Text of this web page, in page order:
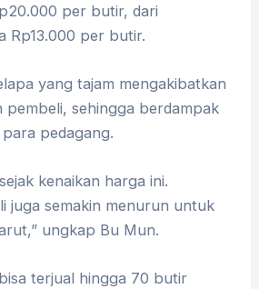
per butir, dari
Rp13.000 per butir.
yang tajam mengakibatkan
pembeli, sehingga berdampak
pedagang.
kenaikan harga ini.
juga semakin menurun untuk
ungkap Bu Mun.
terjual hingga 70 butir